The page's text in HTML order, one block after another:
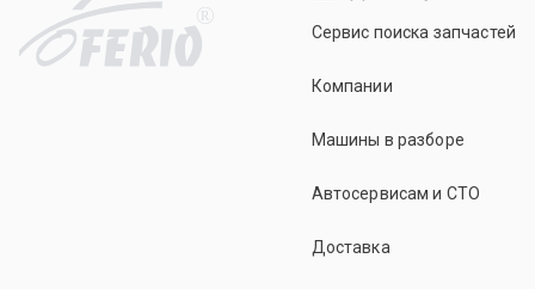
R
Сервис поиска запчастей
Компании
Машины в разборе
Автосервисам и СТО
Доставка